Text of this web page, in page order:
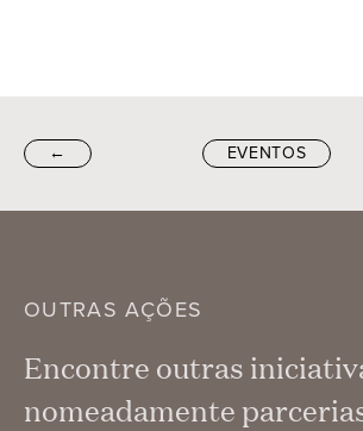
← EVENTOS
OUTRAS AÇÕES
Encontre outras
nomeadamente